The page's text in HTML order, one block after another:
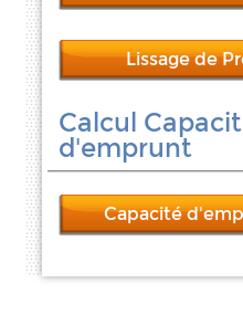
Lissage de
Calcul
d'emprunt
Capacité